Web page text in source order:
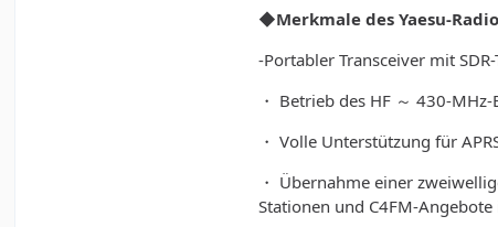
◆Merkmale des Yaesu-
-Portabler Transceiver mit
・ Betrieb des HF ～ 430-
・ Volle Unterstützung für
・ Übernahme einer
Stationen und C4FM-